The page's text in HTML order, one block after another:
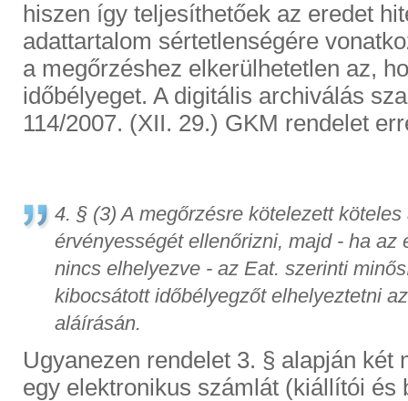
hiszen így teljesíthetőek az eredet
adattartalom sértetlenségére
a megőrzéshez elkerülhetetlen az,
időbélyeget. A digitális archiválás
114/2007. (XII. 29.) GKM rendelet
4. § (3) A megőrzésre kötelezett
érvényességét ellenőrizni, majd - ha az
nincs elhelyezve - az Eat. szerinti
kibocsátott időbélyegzőt elhelyeztetni
aláírásán.
Ugyanezen rendelet 3. § alapján két
egy elektronikus számlát (kiállítói és